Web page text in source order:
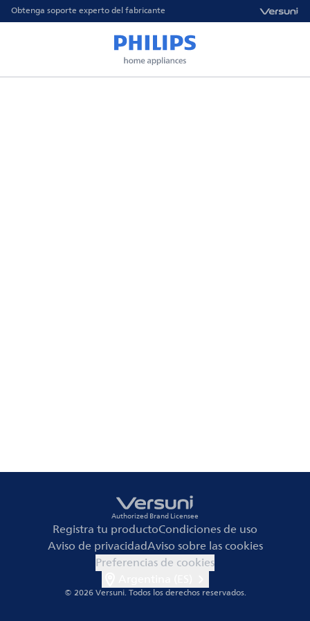
Obtenga soporte experto del fabricante
Authorized Brand Licensee
Registra tu productoCondiciones de uso
Aviso de privacidadAviso sobre las cookies
Preferencias de cookies
© 2026 Versuni.Todos los derechos reservados.